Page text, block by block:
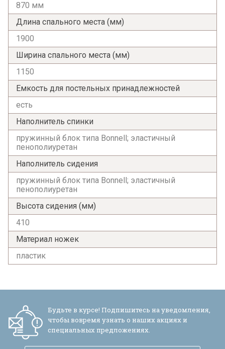
870 мм
Длина спального места (мм)
1900
Ширина спального места (мм)
1150
Емкость для постельных принадлежностей
есть
Наполнитель спинки
пружинный блок типа Bonnell; эластичный
пенополиуретан
Наполнитель сидения
пружинный блок типа Bonnell; эластичный
пенополиуретан
Высота сидения (мм)
410
Материал ножек
пластик
Будьте в курсе! Подпишитесь на уведомления,
чтобы вовремя узнать о наших акциях и
специальных предложениях.